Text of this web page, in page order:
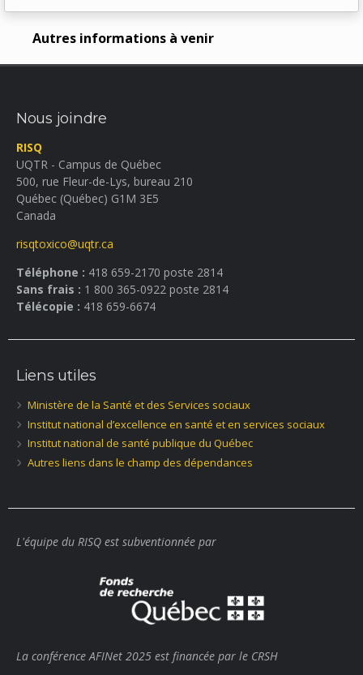
Autres informations à venir
Nous joindre
RISQ
UQTR - Campus de Québec
500, rue Fleur-de-Lys, bureau 210
Québec (Québec) G1M 3E5
Canada
risqtoxico@uqtr.ca
Téléphone : 418 659-2170 poste 2814
Sans frais : 1 800 365-0922 poste 2814
Télécopie : 418 659-6674
Liens utiles
Ministère de la Santé et des Services sociaux
Institut national d’excellence en santé et en services sociaux
Institut national de santé publique du Québec
Autres liens dans le champ des dépendances
L'équipe du RISQ est subventionnée par
La conférence AFINet 2025 est financée par le CRSH